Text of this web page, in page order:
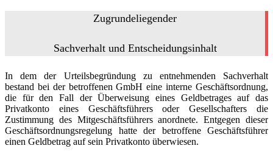
Zugrundeliegender
Sachverhalt und Entscheidungsinhalt
In dem der Urteilsbegründung zu entnehmenden Sachverhalt
bestand bei der betroffenen GmbH eine interne Geschäftsordnung,
die für den Fall der Überweisung eines Geldbetrages auf das
Privatkonto eines Geschäftsführers oder Gesellschafters die
Zustimmung des Mitgeschäftsführers anordnete. Entgegen dieser
Geschäftsordnungsregelung hatte der betroffene Geschäftsführer
einen Geldbetrag auf sein Privatkonto überwiesen.